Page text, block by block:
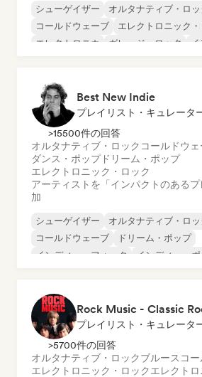
シューゲイザー オルタナティブ・ロッ
コールドウェーブ
エレクトロニック・
エレクトロニカ
ガレージ・ロック
Best New Indie
プレイリスト・キュレータ
>15500件の回答
オルタナティブ・ロック コールドウ
ダンス・ポップドリーム・ポップ
エレクトロニック・ロック
アーティストを「インパクトのある
加
シューゲイザー
オルタナティブ・ロッ
コールドウェーブ
ドリーム・ポップ
インディー・フォーク
インディー・
プレイリスト・キュレータ
>5700件の回答
オルタナティブ・ロックブルース コ
エレクトロニック・ロックエレクトロ